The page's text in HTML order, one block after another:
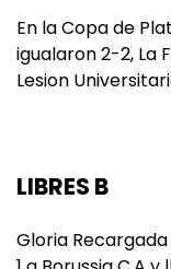
En la Copa de
igualaron 2-2, La
Lesion
LIBRES B
Gloria